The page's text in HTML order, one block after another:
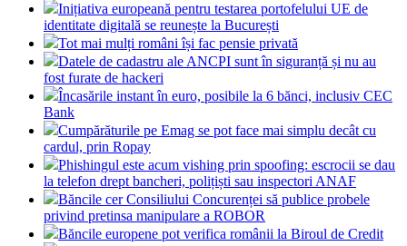
Inițiativa europeană pentru testarea portofelului UE de
identitate digitală se reunește la București
Tot mai mulți români își fac pensie privată
Datele de cadastru ale ANCPI sunt în siguranță și nu au
fost furate de hackeri
Încasările instant în euro, posibile la 6 bănci, inclusiv CEC
Bank
Cumpărăturile pe Emag se pot face mai simplu decât cu
cardul, prin Ropay
Phishingul este acum vishing prin spoofing: escrocii se dau
la telefon drept bancheri, polițiști sau inspectori ANAF
Băncile cer Consiliului Concurenței să publice probele
privind pretinsa manipulare a ROBOR
Băncile europene pot verifica românii la Biroul de Credit